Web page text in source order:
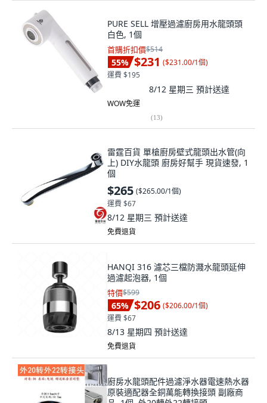
PURE SELL 增壓過濾廚房用水龍頭頭
白色, 1個
首購折扣價$514
55% $231 ($231.00/1個)
運費 $195
8/12 星期三 預計送達
WOW免運
(13)
雷霆百貨 單槍廚房壁式龍頭出水管(向
上) DIY水龍頭 廚房好幫手 現貨速發, 1
個
$265 ($265.00/1個)
運費 $67
8/12 星期三 預計送達
免費退貨
HANQI 316 濾芯三檔防濺水龍頭延伸
過濾起泡器, 1個
特價$599
65% $206 ($206.00/1個)
運費 $67
8/13 星期四 預計送達
免費退貨
廚房水龍頭配件過濾淨水器電速熱水器
原裝適配器全銅萬能轉換接頭 副廠商